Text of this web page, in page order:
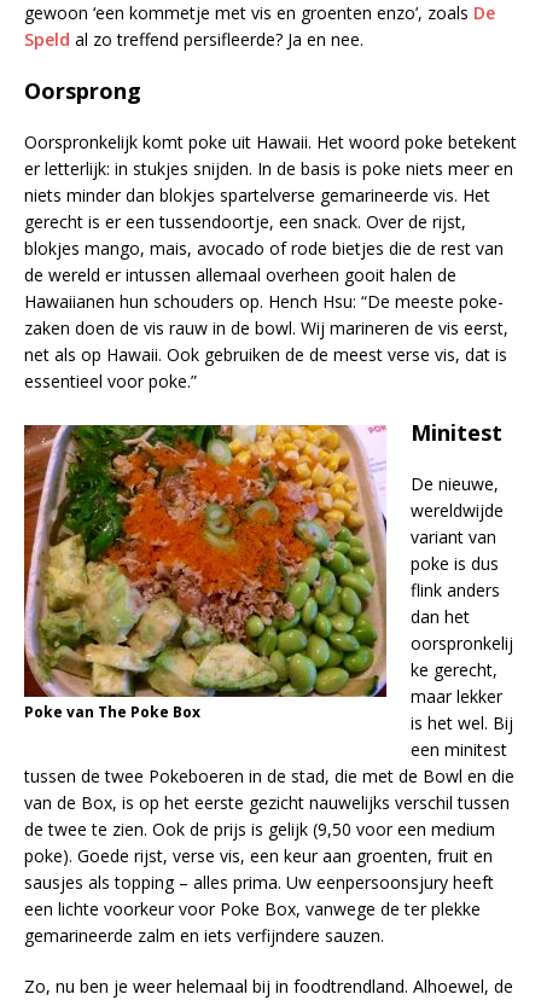
gewoon ‘een kommetje met vis en groenten enzo’, zoals De
Speld al zo treffend persifleerde? Ja en nee.
Oorsprong
Oorspronkelijk komt poke uit Hawaii. Het woord poke betekent
er letterlijk: in stukjes snijden. In de basis is poke niets meer en
niets minder dan blokjes spartelverse gemarineerde vis. Het
gerecht is er een tussendoortje, een snack. Over de rijst,
blokjes mango, mais, avocado of rode bietjes die de rest van
de wereld er intussen allemaal overheen gooit halen de
Hawaiianen hun schouders op. Hench Hsu: “De meeste poke-
zaken doen de vis rauw in de bowl. Wij marineren de vis eerst,
net als op Hawaii. Ook gebruiken de de meest verse vis, dat is
essentieel voor poke.”
Poke van The Poke Box
Minitest
De nieuwe,
wereldwijde
variant van
poke is dus
flink anders
dan het
oorspronkelij
ke gerecht,
maar lekker
is het wel. Bij
een minitest
tussen de twee Pokeboeren in de stad, die met de Bowl en die
van de Box, is op het eerste gezicht nauwelijks verschil tussen
de twee te zien. Ook de prijs is gelijk (9,50 voor een medium
poke). Goede rijst, verse vis, een keur aan groenten, fruit en
sausjes als topping – alles prima. Uw eenpersoonsjury heeft
een lichte voorkeur voor Poke Box, vanwege de ter plekke
gemarineerde zalm en iets verfijndere sauzen.
Zo, nu ben je weer helemaal bij in foodtrendland. Alhoewel, de